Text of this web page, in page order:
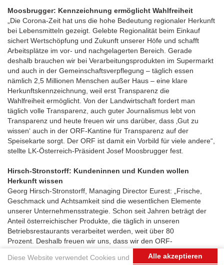
Diese Website verwendet Cookies und
Alle akzeptieren
Moosbrugger: Kennzeichnung ermöglicht Wahlfreiheit
„Die Corona-Zeit hat uns die hohe Bedeutung regionaler Herkunft
bei Lebensmitteln gezeigt. Gelebte Regionalität beim Einkauf
sichert Wertschöpfung und Zukunft unserer Höfe und schafft
Arbeitsplätze im vor- und nachgelagerten Bereich. Gerade
deshalb brauchen wir bei Verarbeitungsprodukten im Supermarkt
und auch in der Gemeinschaftsverpflegung – täglich essen
nämlich 2,5 Millionen Menschen außer Haus – eine klare
Herkunftskennzeichnung, weil erst Transparenz die
Wahlfreiheit ermöglicht. Von der Landwirtschaft fordert man
täglich volle Transparenz, auch guter Journalismus lebt von
Transparenz und heute freuen wir uns darüber, dass ‚Gut zu
wissen‘ auch in der ORF-Kantine für Transparenz auf der
Speisekarte sorgt. Der ORF ist damit ein Vorbild für viele andere“,
stellte LK-Österreich-Präsident Josef Moosbrugger fest.
Hirsch-Stronstorff: Kundeninnen und Kunden wollen
Herkunft wissen
Georg Hirsch-Stronstorff, Managing Director Eurest: „Frische,
Geschmack und Achtsamkeit sind die wesentlichen Elemente
unserer Unternehmensstrategie. Schon seit Jahren beträgt der
Anteil österreichischer Produkte, die täglich in unseren
Betriebsrestaurants verarbeitet werden, weit über 80
Prozent. Deshalb freuen wir uns, dass wir den ORF-
Mitarbeiterinnen und -Mitarbeitern nun Zutaten
besser ausschildern können. Wo Konsumentinnen und